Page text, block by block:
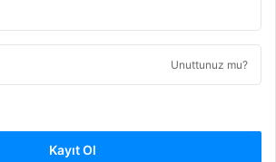
Unuttunuz mu?
Kayıt Ol